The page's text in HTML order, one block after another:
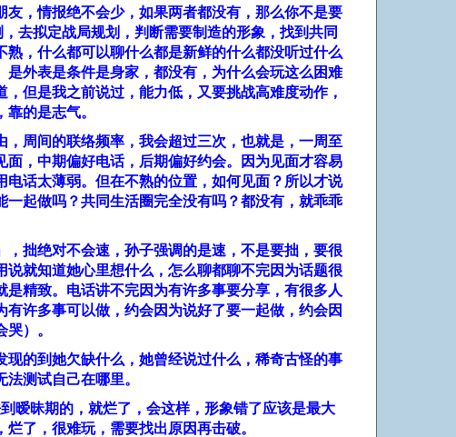
，情报绝不会少，如果两者都没有，那么你不是要
去拟定战局规划，判断需要制造的形象，找到共同
，什么都可以聊什么都是新鲜的什么都没听过什么
外表是条件是身家，都没有，为什么会玩这么困难
但是我之前说过，能力低，又要挑战高难度动作，
的是志气。
周间的联络频率，我会超过三次，也就是，一周至
，中期偏好电话，后期偏好约会。因为见面才容易
话太薄弱。但在不熟的位置，如何见面？所以才说
起做吗？共同生活圈完全没有吗？都没有，就乖乖
拙绝对不会速，孙子强调的是速，不是要拙，要很
就知道她心里想什么，怎么聊都聊不完因为话题很
精致。电话讲不完因为有许多事要分享，有很多人
许多事可以做，约会因为说好了要一起做，约会因
）。
的到她欠缺什么，她曾经说过什么，稀奇古怪的事
测试自己在哪里。
暧昧期的，就烂了，会这样，形象错了应该是最大
了，很难玩，需要找出原因再击破。